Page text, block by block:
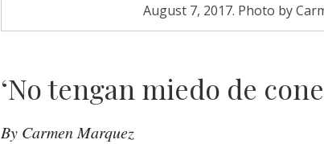
August 7, 2017. Photo by
‘No tengan miedo de
By Carmen Marquez